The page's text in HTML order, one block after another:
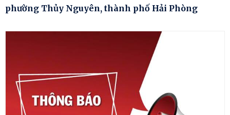
phường Thủy Nguyên, thành phố Hải Phòng